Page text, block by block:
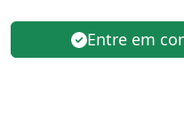
Entre em